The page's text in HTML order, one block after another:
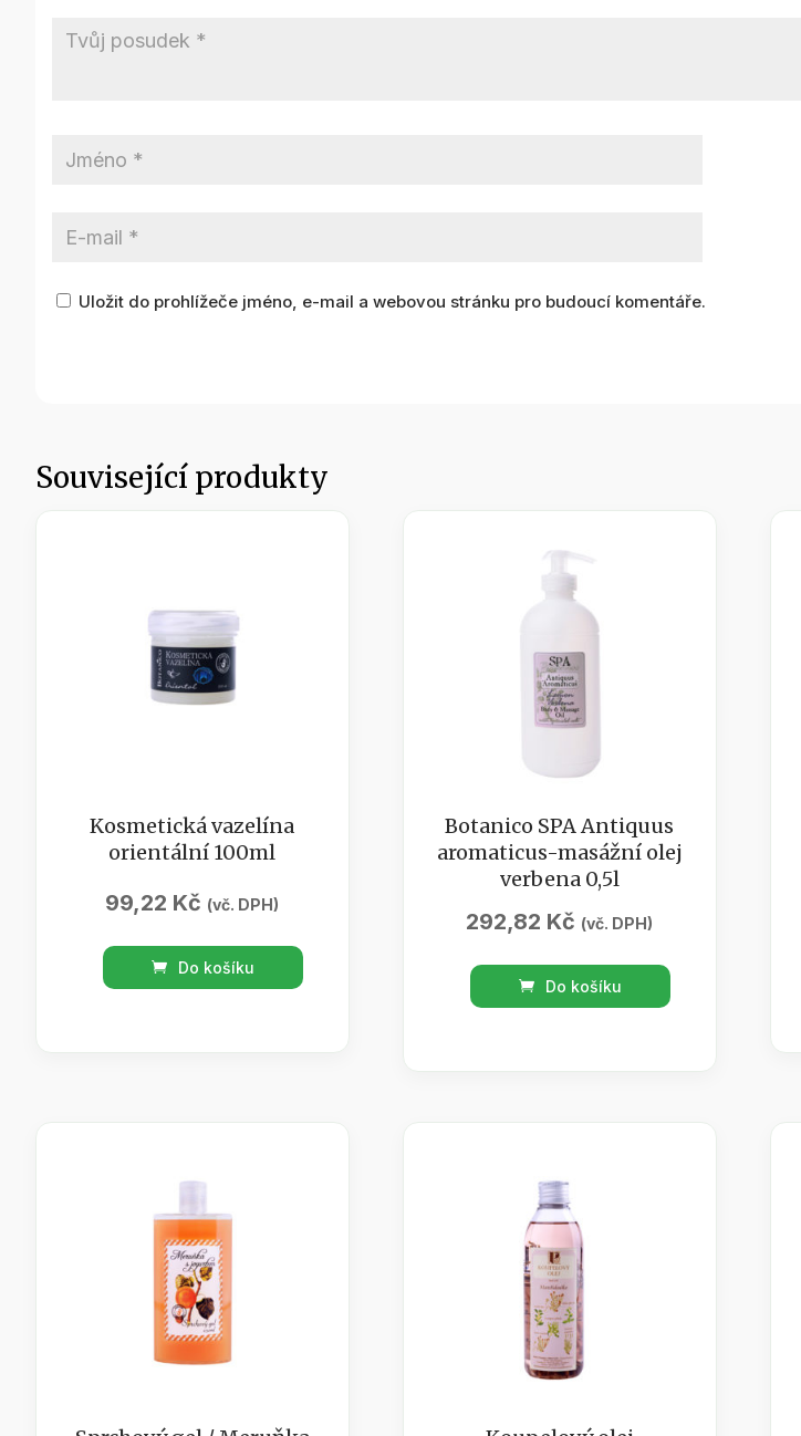
Uložit do prohlížeče jméno, e-mail a webovou stránku pro budoucí komentáře.
Související produkty
Kosmetická vazelína
orientální 100ml
99,22 Kč (vč. DPH)
Kosmetická
vazelína
Do košíku
Botanico SPA Antiquus
aromaticus-masážní olej
verbena 0,5l
292,82 Kč (vč. DPH)
Botanico
SPA
Do košíku